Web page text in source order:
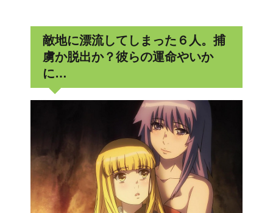
敵地に漂流してしまった６人。捕
虜か脱出か？彼らの運命やいか
に…